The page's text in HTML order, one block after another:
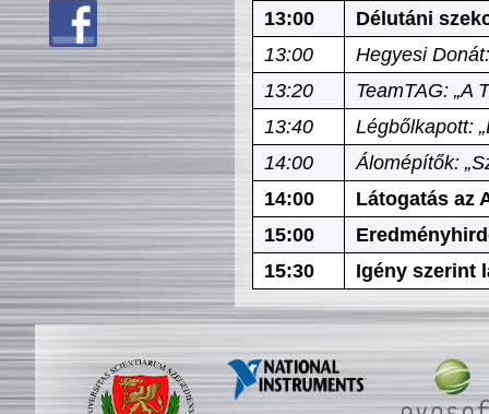
13:00
Délutáni
13:00
Hegyesi
13:20
TeamTAG: „A
13:40
Légbőlkapott:
14:00
Álomépítők:
14:00
Látogatás az
15:00
15:30
Igény szerint